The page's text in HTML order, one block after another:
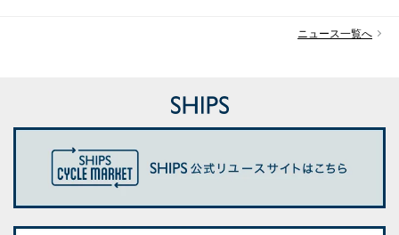
ニュース一覧へ